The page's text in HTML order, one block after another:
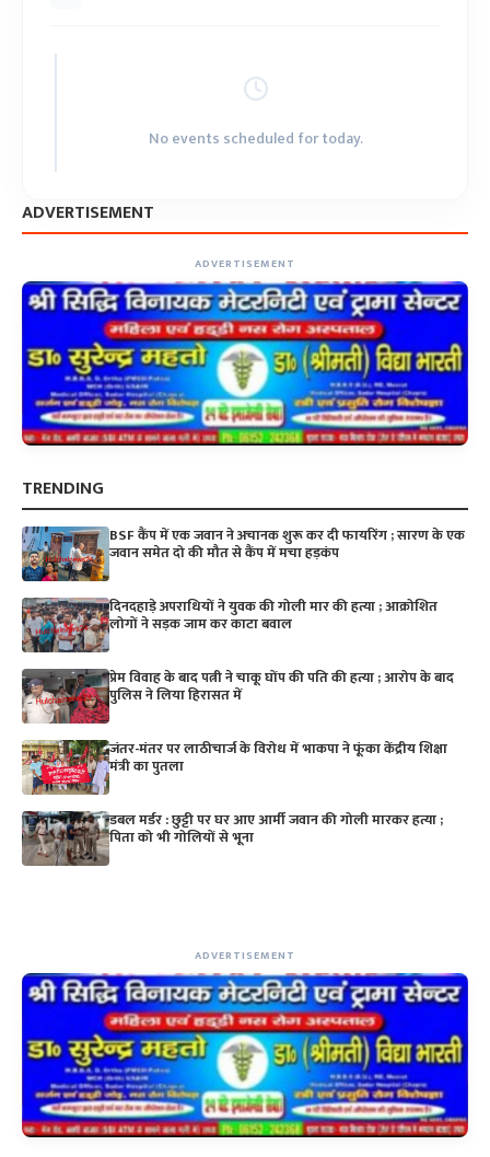
No events scheduled for today.
ADVERTISEMENT
ADVERTISEMENT
TRENDING
BSF कैंप में एक जवान ने अचानक शुरू कर दी फायरिंग ; सारण के एक
जवान समेत दो की मौत से कैंप में मचा हड़कंप
दिनदहाड़े अपराधियों ने युवक की गोली मार की हत्या ; आक्रोशित
लोगों ने सड़क जाम कर काटा बवाल
प्रेम विवाह के बाद पत्नी ने चाकू घोंप की पति की हत्या ; आरोप के बाद
पुलिस ने लिया हिरासत में
जंतर-मंतर पर लाठीचार्ज के विरोध में भाकपा ने फूंका केंद्रीय शिक्षा
मंत्री का पुतला
डबल मर्डर : छुट्टी पर घर आए आर्मी जवान की गोली मारकर हत्या ;
पिता को भी गोलियों से भूना
ADVERTISEMENT